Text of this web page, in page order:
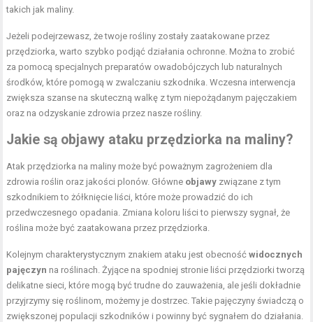
takich jak maliny.
Jeżeli podejrzewasz, że twoje rośliny zostały zaatakowane przez
przędziorka, warto szybko podjąć działania ochronne. Można to zrobić
za pomocą specjalnych preparatów owadobójczych lub naturalnych
środków, które pomogą w zwalczaniu szkodnika. Wczesna interwencja
zwiększa szanse na skuteczną walkę z tym niepożądanym pajęczakiem
oraz na odzyskanie zdrowia przez nasze rośliny.
Jakie są objawy ataku przędziorka na maliny?
Atak przędziorka na maliny może być poważnym zagrożeniem dla
zdrowia roślin oraz jakości plonów. Główne objawy związane z tym
szkodnikiem to żółknięcie liści, które może prowadzić do ich
przedwczesnego opadania. Zmiana koloru liści to pierwszy sygnał, że
roślina może być zaatakowana przez przędziorka.
Kolejnym charakterystycznym znakiem ataku jest obecnośćwidocznych
pajęczyn na roślinach. Żyjące na spodniej stronie liści przędziorki tworzą
delikatne sieci, które mogą być trudne do zauważenia, ale jeśli dokładnie
przyjrzymy się roślinom, możemy je dostrzec. Takie pajęczyny świadczą o
zwiększonej populacji szkodników i powinny być sygnałem do działania.